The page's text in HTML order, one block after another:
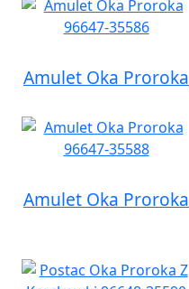
Amulet Oka Proroka
Amulet Oka Proroka